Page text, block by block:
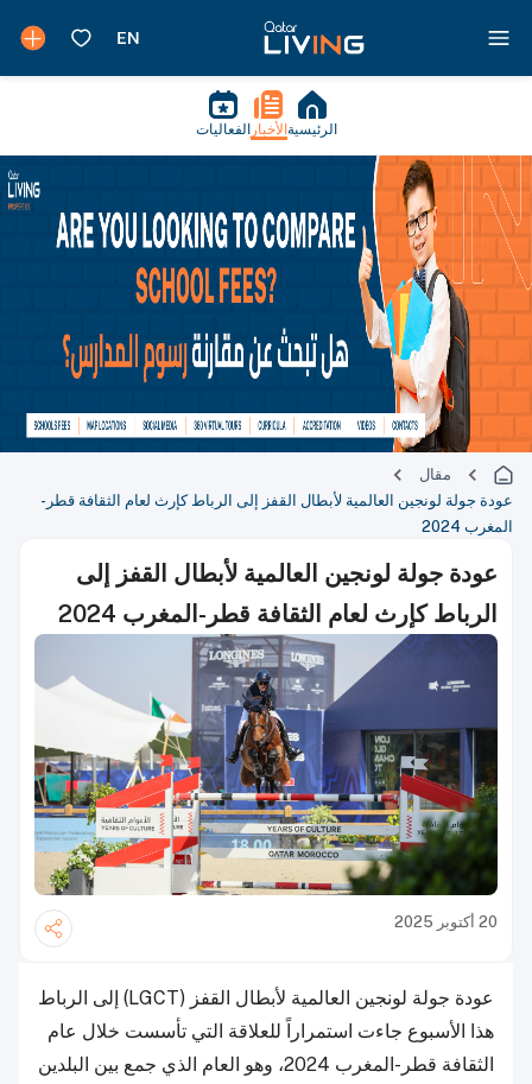
الرئيسية الأخبار الفعاليات
مقال
عودة جولة لونجين العالمية لأبطال القفز إلى الرباط كإرث لعام الثقافة قطر-
المغرب 2024
عودة جولة لونجين العالمية لأبطال القفز إلى
الرباط كإرث لعام الثقافة قطر-المغرب 2024
20 أكتوبر 2025
عودة جولة لونجين العالمية لأبطال القفز (LGCT) إلى الرباط
هذا الأسبوع جاءت استمراراً للعلاقة التي تأسست خلال عام
الثقافة قطر-المغرب 2024، وهو العام الذي جمع بين البلدين